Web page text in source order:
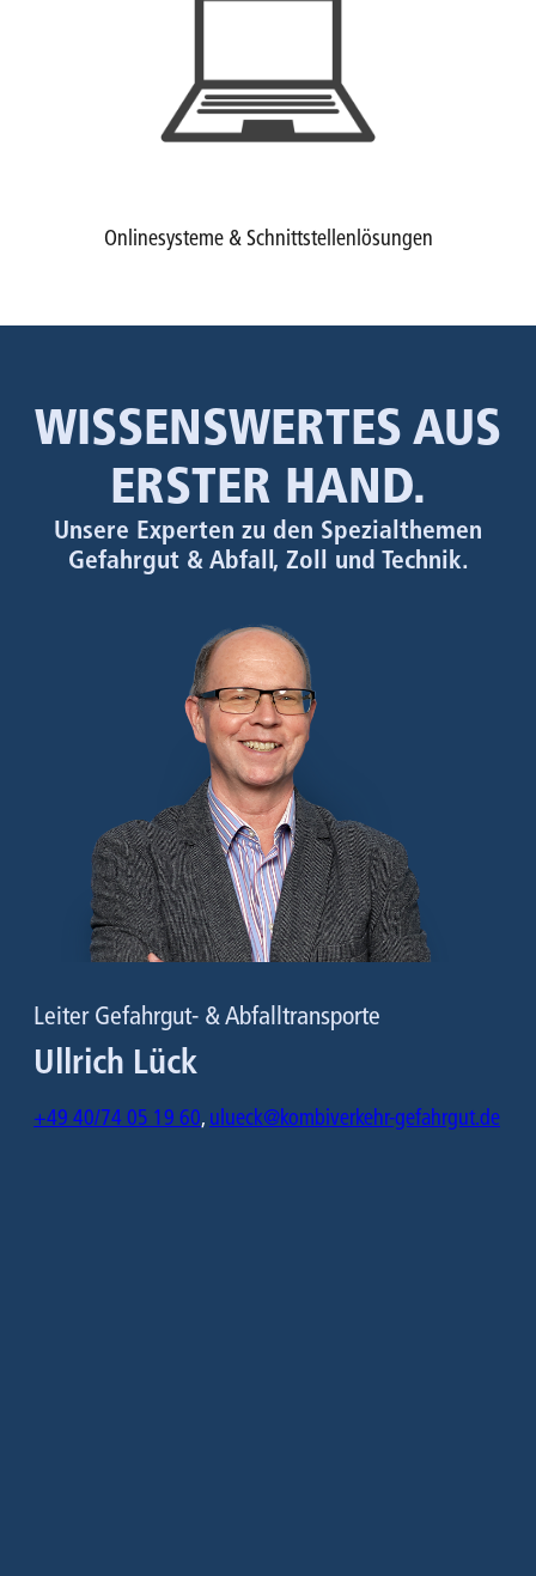
Onlinesysteme & Schnittstellenlösungen
WISSENSWERTES AUS
ERSTER HAND.
Unsere Experten zu den Spezialthemen
Gefahrgut & Abfall, Zoll und Technik.
Leiter Gefahrgut- & Abfalltransporte
Ullrich Lück
+49 40/74 05 19 60, ulueck@kombiverkehr-gefahrgut.de